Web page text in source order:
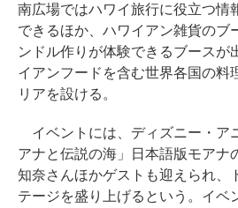
南広場ではハワイ旅行に役立つ情
できるほか、ハワイアン雑貨のブ
ンドル作りが体験できるブースが
イアンフードを含む世界各国の料
リアを設ける。
イベントには、ディズニー・ア
アナと伝説の海」日本語版モアナ
知奈さんほかゲストも迎えられ、
テージを盛り上げるという。イベ